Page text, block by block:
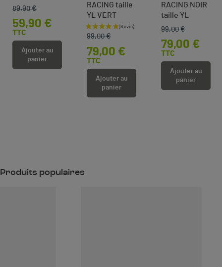
Prix de base
89,90 €
Prix
59,90 €
TTC
Ajouter au
panier
RACING taille
YL VERT
Prix de base
99,00 €
Prix
79,00 €
TTC
Ajouter au
panier
RACING NOIR
taille YL
Prix de base
99,00 €
Prix
79,00 €
TTC
Ajouter au
panier
Produits populaires